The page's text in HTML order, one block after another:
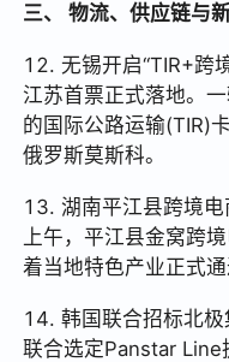
三、 物流、供应链与
12. 无锡开启“TIR+跨
江苏首票正式落地。
的国际公路运输(TIR)
俄罗斯莫斯科。
13. 湖南平江县跨境
上午，平江县金窝跨
着当地特色产业正式
14. 韩国联合招标北
联合选定Panstar